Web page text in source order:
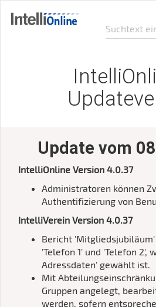
Update vom
IntelliOnline Version 4.0.37
Administratoren können
Authentifizierung von
IntelliVerein Version 4.0.37
Bericht
'Telefon 1' und 'Telefon 2',
Adressdaten' gewählt ist.
Mit
Gruppen angelegt,
werden, sofern